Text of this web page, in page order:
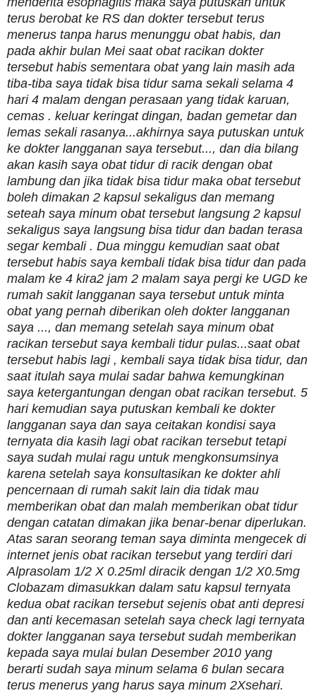
terus berobat ke RS dan dokter tersebut terus
menerus tanpa harus menunggu obat habis, dan
pada akhir bulan Mei saat obat racikan dokter
tersebut habis sementara obat yang lain masih ada
tiba-tiba saya tidak bisa tidur sama sekali selama 4
hari 4 malam dengan perasaan yang tidak karuan,
cemas . keluar keringat dingan, badan gemetar dan
lemas sekali rasanya...akhirnya saya putuskan untuk
ke dokter langganan saya tersebut..., dan dia bilang
akan kasih saya obat tidur di racik dengan obat
lambung dan jika tidak bisa tidur maka obat tersebut
boleh dimakan 2 kapsul sekaligus dan memang
seteah saya minum obat tersebut langsung 2 kapsul
sekaligus saya langsung bisa tidur dan badan terasa
segar kembali . Dua minggu kemudian saat obat
tersebut habis saya kembali tidak bisa tidur dan pada
malam ke 4 kira2 jam 2 malam saya pergi ke UGD ke
rumah sakit langganan saya tersebut untuk minta
obat yang pernah diberikan oleh dokter langganan
saya ..., dan memang setelah saya minum obat
racikan tersebut saya kembali tidur pulas...saat obat
tersebut habis lagi , kembali saya tidak bisa tidur, dan
saat itulah saya mulai sadar bahwa kemungkinan
saya ketergantungan dengan obat racikan tersebut. 5
hari kemudian saya putuskan kembali ke dokter
langganan saya dan saya ceitakan kondisi saya
ternyata dia kasih lagi obat racikan tersebut tetapi
saya sudah mulai ragu untuk mengkonsumsinya
karena setelah saya konsultasikan ke dokter ahli
pencernaan di rumah sakit lain dia tidak mau
memberikan obat dan malah memberikan obat tidur
dengan catatan dimakan jika benar-benar diperlukan.
Atas saran seorang teman saya diminta mengecek di
internet jenis obat racikan tersebut yang terdiri dari
Alprasolam 1/2 X 0.25ml diracik dengan 1/2 X0.5mg
Clobazam dimasukkan dalam satu kapsul ternyata
kedua obat racikan tersebut sejenis obat anti depresi
dan anti kecemasan setelah saya check lagi ternyata
dokter langganan saya tersebut sudah memberikan
kepada saya mulai bulan Desember 2010 yang
berarti sudah saya minum selama 6 bulan secara
terus menerus yang harus saya minum 2Xsehari.